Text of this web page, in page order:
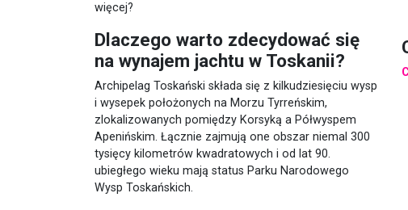
więcej?
Dlaczego warto zdecydować się
na wynajem jachtu w Toskanii?
Archipelag Toskański składa się z kilkudziesięciu wysp
i wysepek położonych na Morzu Tyrreńskim,
zlokalizowanych pomiędzy Korsyką a Półwyspem
Apenińskim. Łącznie zajmują one obszar niemal 300
tysięcy kilometrów kwadratowych i od lat 90.
ubiegłego wieku mają status Parku Narodowego
Wysp Toskańskich.